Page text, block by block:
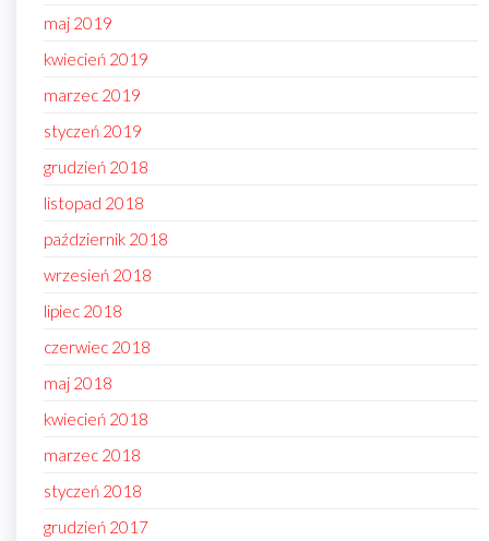
maj 2019
kwiecień 2019
marzec 2019
styczeń 2019
grudzień 2018
listopad 2018
październik 2018
wrzesień 2018
lipiec 2018
czerwiec 2018
maj 2018
kwiecień 2018
marzec 2018
styczeń 2018
grudzień 2017